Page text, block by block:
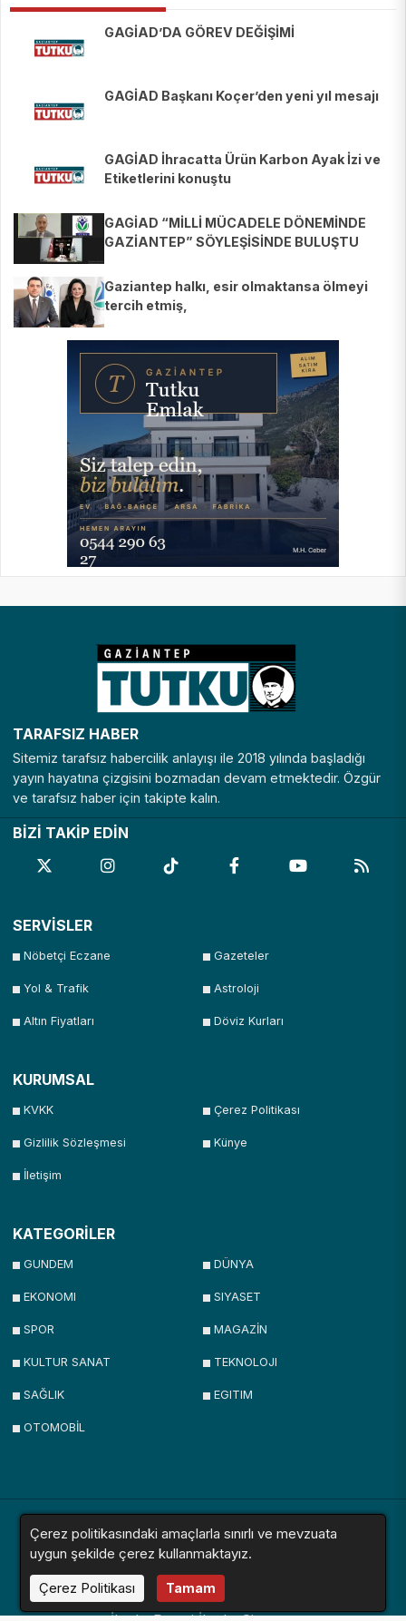
GAGİAD’DA GÖREV DEĞİŞİMİ
GAGİAD Başkanı Koçer’den yeni yıl mesajı
GAGİAD İhracatta Ürün Karbon Ayak İzi ve
Etiketlerini konuştu
GAGİAD “MİLLİ MÜCADELE DÖNEMİNDE
GAZİANTEP” SÖYLEŞİSİNDE BULUŞTU
Gaziantep halkı, esir olmaktansa ölmeyi
tercih etmiş,
TARAFSIZ HABER
Sitemiz tarafsız habercilik anlayışı ile 2018 yılında başladığı
yayın hayatına çizgisini bozmadan devam etmektedir. Özgür
ve tarafsız haber için takipte kalın.
BİZİ TAKİP EDİN
SERVİSLER
Nöbetçi Eczane Gazeteler
Yol & Trafik Astroloji
Altın Fiyatları Döviz Kurları
KURUMSAL
KVKK Çerez Politikası
Gizlilik Sözleşmesi Künye
İletişim
KATEGORİLER
GUNDEM DÜNYA
EKONOMI SIYASET
SPOR MAGAZİN
KULTUR SANAT TEKNOLOJI
SAĞLIK EGITIM
OTOMOBİL
YazarlarVideolarGalerilerRöportajlar
Çerez politikasındaki amaçlarla sınırlı ve mevzuata
uygun şekilde çerez kullanmaktayız.
Çerez Politikası
Tamam